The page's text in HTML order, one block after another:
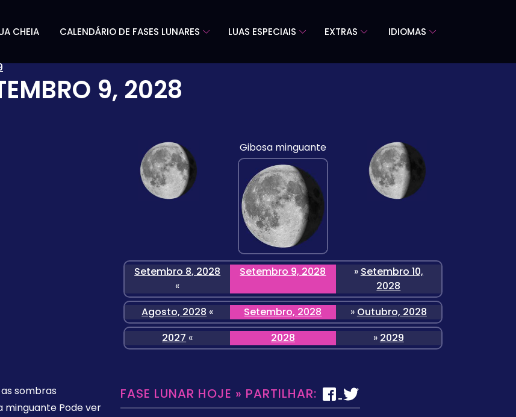
CHEIA CALENDÁRIO DE FASES LUNARES LUAS ESPECIAIS EXTRAS IDIOMAS
9, 2028
Gibosa minguante
Setembro 8, 2028
«
Setembro 9, 2028 » Setembro 10,
2028
Agosto, 2028 « Setembro, 2028 » Outubro, 2028
2027 « 2028 » 2029
sombras
minguante Pode ver
FASE LUNAR HOJE » PARTILHAR: